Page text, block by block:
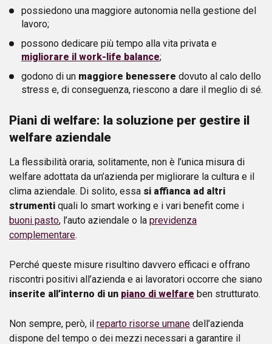
possiedono una maggiore autonomia nella gestione del
lavoro;
possono dedicare più tempo alla vita privata e
migliorare il work-life balance;
godono di un maggiore benessere dovuto al calo dello
stress e, di conseguenza, riescono a dare il meglio di sé.
Piani di welfare: la soluzione per gestire il
welfare aziendale
La flessibilità oraria, solitamente, non è l’unica misura di
welfare adottata da un’azienda per migliorare la cultura e il
clima aziendale. Di solito, essa si affianca ad altri
strumenti quali lo smart working e i vari benefit come i
buoni pasto, l’auto aziendale o la previdenza
complementare.
Perché queste misure risultino davvero efficaci e offrano
riscontri positivi all’azienda e ai lavoratori occorre che siano
inserite all’interno di un piano di welfare ben strutturato.
Non sempre, però, il reparto risorse umane dell’azienda
dispone del tempo o dei mezzi necessari a garantire il